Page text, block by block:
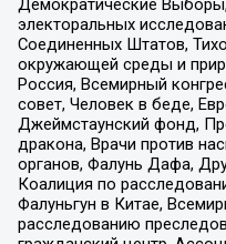
Демократические
электоральных
Соединенных Штатов,
окружающей среды и
Россия, Всемирный
совет, Человек в беде,
Джеймстаунский фонд,
дракона, Врачи против
органов, Фалунь Дафа,
Коалиция по
Фалуньгун в Китае,
расследованию